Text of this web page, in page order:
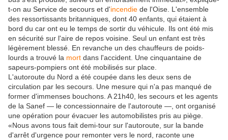
t-on au Service de secours et d'incendie de l'Oise. L'ensemble
des ressortissants britanniques, dont 40 enfants, qui étaient à
bord du car ont eu le temps de sortir du véhicule. Ils ont été mis
en sécurité sur l'aire de repos voisine. Seul un enfant est très
légèrement blessé. En revanche un des chauffeurs de poids-
lourds a trouvé la mort dans l'accident. Une cinquantaine de
sapeurs-pompiers ont été mobilisés sur place.
L'autoroute du Nord a été coupée dans les deux sens de
circulation par les secours. Une mesure qui n'a pas manqué de
former d'immenses bouchons. A 21h40, les secours et les agents
de la Sanef — le concessionnaire de l'autoroute —, ont organisé
une opération pour évacuer les automobilistes pris au piège.
«Nous avons tous fait demi-tour sur l'autoroute, sur la bande
d'arrêt d'urgence pour remonter vers le nord, raconte une